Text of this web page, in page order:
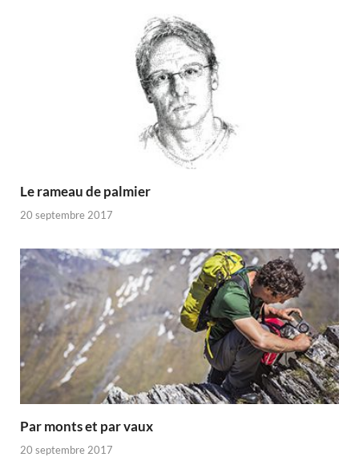
Le rameau de palmier
20 septembre 2017
Par monts et par vaux
20 septembre 2017